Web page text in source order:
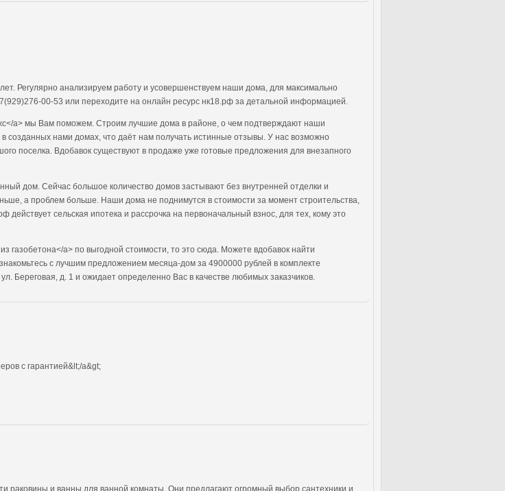
Регулярно анализируем работу и усовершенствуем наши дома, для максимально
00-53 или переходите на онлайн ресурс нк18.рф за детальной информацией.
a> мы Вам поможем. Строим лучшие дома в районе, о чем подтверждают наши
созданных нами домах, что даёт нам получать истинные отзывы. У нас возможно
поселка. Вдобавок существуют в продаже уже готовые предложения для внезапного
дом. Сейчас большое количество домов застывают без внутренней отделки и
а проблем больше. Наши дома не поднимутся в стоимости за момент строительства,
сельская ипотека и рассрочка на первоначальный взнос, для тех, кому это
газобетона</a> по выгодной стоимости, то это сюда. Можете вдобавок найти
с лучшим предложением месяца-дом за 4900000 рублей в комплекте
Береговая, д. 1 и ожидает определенно Вас в качестве любимых заказчиков.
с гарантией&lt;/a&gt;
раковины и ванны для ванной комнаты. Они предлагают огромный выбор сантехники и